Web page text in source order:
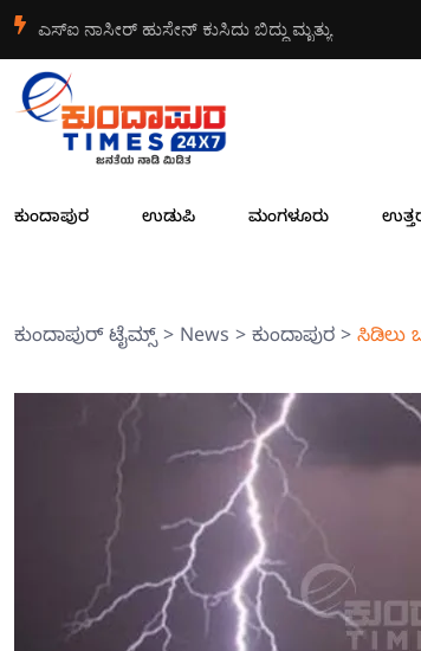
ನಿರ್ದೇಶಕರಾಗಿ ಸುರೇಂದ್ರ ಗುಡ್ಡೆಹೋಟೆಲ್ ಆಯ್ಕೆ
ಕುಂದಾಪುರ ಉಡುಪಿ ಮಂಗಳೂರು
ಕುಂದಾಪುರ್ ಟೈಮ್ಸ್> News > ಕುಂದಾಪುರ > ಸಿಡಿಲು